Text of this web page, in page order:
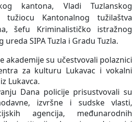
kantona, Vladi Tuzlanskog
tužiocu Kantonalnog tužilaštva
šefu Kriminalističko istražnog
ureda SIPA Tuzla i Gradu Tuzla.
akademije su učestvovali polaznici
za kulturu Lukavac i vokalni
Lukavca.
Dana policije prisustvovali su
izvršne i sudske vlasti,
agencija, međunarodnih